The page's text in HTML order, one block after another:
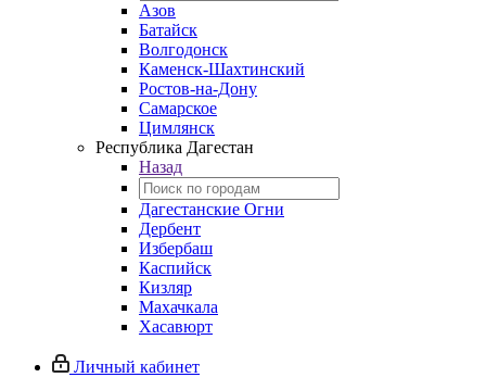
Азов
Батайск
Волгодонск
Каменск-Шахтинский
Ростов-на-Дону
Самарское
Цимлянск
Республика Дагестан
Назад
Дагестанские Огни
Дербент
Избербаш
Каспийск
Кизляр
Махачкала
Хасавюрт
Личный кабинет